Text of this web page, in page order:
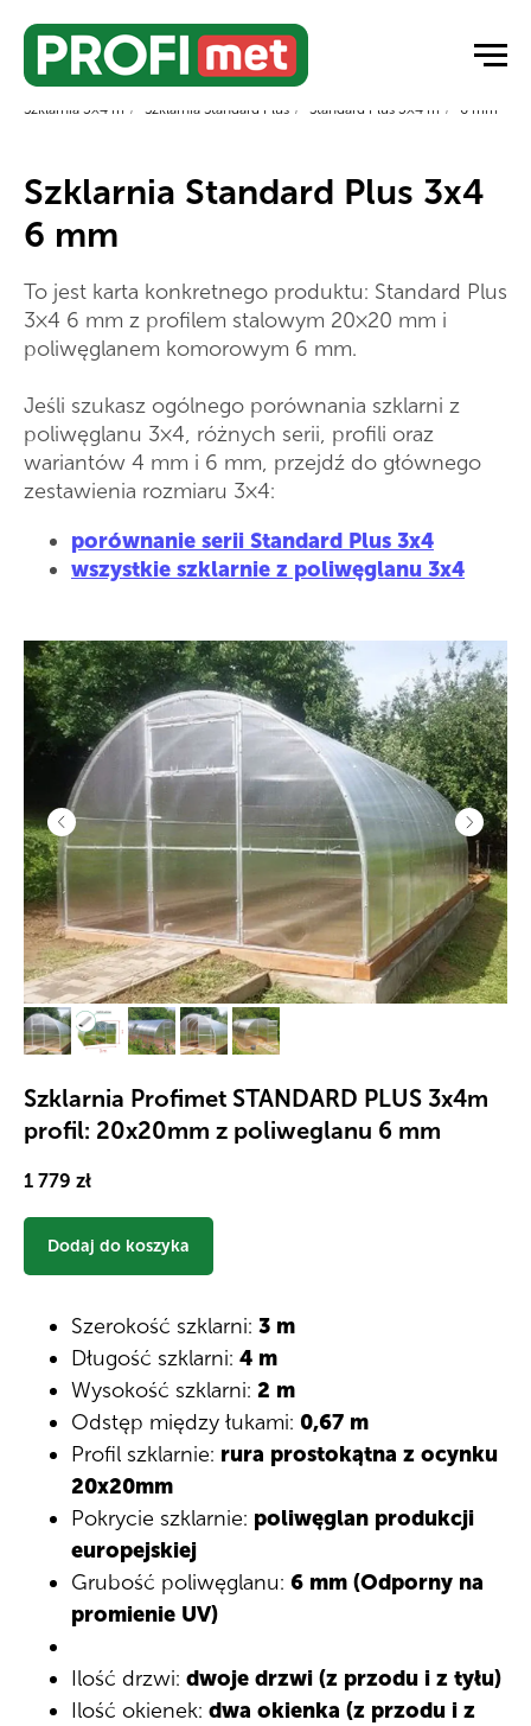
Strona główna Szklarnie ogrodowe / Szklarnie z poliwęglanu
Szklarnia 3×4 m / Szklarnia Standard Plus / Standard Plus 3×4 m / 6 mm
Szklarnia Standard Plus 3x4
6 mm
To jest karta konkretnego produktu: Standard Plus
3×4 6 mm z profilem stalowym 20×20 mm i
poliwęglanem komorowym 6 mm.
Jeśli szukasz ogólnego porównania szklarni z
poliwęglanu 3×4, różnych serii, profili oraz
wariantów 4 mm i 6 mm, przejdź do głównego
zestawienia rozmiaru 3×4:
porównanie serii Standard Plus 3x4
wszystkie szklarnie z poliwęglanu 3x4
Szklarnia Profimet STANDARD PLUS 3х4m
profil: 20x20mm z poliweglanu 6 mm
1 779 zł
Dodaj do koszyka
Szerokość szklarni: 3 m
Długość szklarni: 4 m
Wysokość szklarni: 2 m
Odstęp między łukami: 0,67 m
Profil szklarnie: rura prostokątna z ocynku
20x20mm
Pokrycie szklarnie: poliwęglan produkcji
europejskiej
Grubość poliwęglanu: 6 mm (Odporny na
promienie UV)
Ilość drzwi: dwoje drzwi (z przodu i z tyłu)
Ilość okienek: dwa okienka (z przodu i z